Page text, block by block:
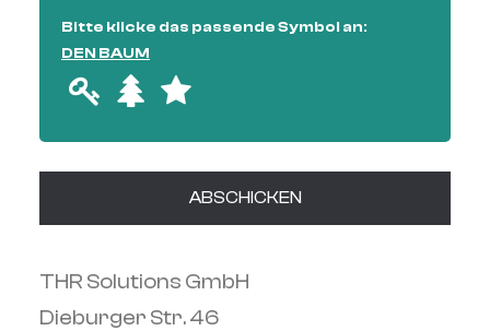
THR Solutions GmbH
Dieburger Str. 46
Bitte klicke das passende Symbol an:
DEN BAUM